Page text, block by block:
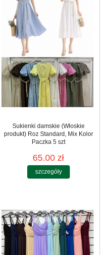
Sukienki damskie (Włoskie
produkt) Roz Standard, Mix Kolor
Paczka 5 szt
65.00 zł
szczegóły